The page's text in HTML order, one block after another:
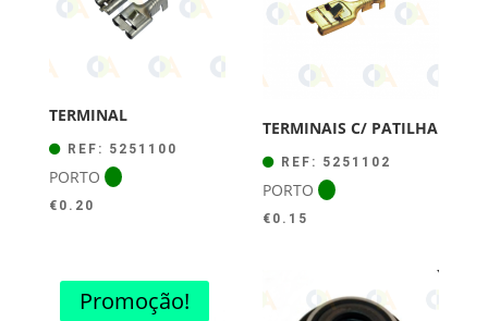
TERMINAL
REF: 5251100
PORTO
€ 0.20
TERMINAIS C/ PATILHA
REF: 5251102
PORTO
€ 0.15
Promoção!